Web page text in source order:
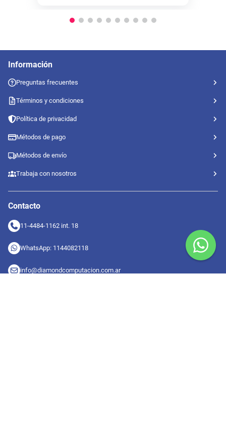
Información
Preguntas frecuentes
Términos y condiciones
Política de privacidad
Métodos de pago
Métodos de envío
Trabaja con nosotros
Contacto
11-4484-1162 int. 18
WhatsApp: 1144082118
info@diamondcomputacion.com.ar